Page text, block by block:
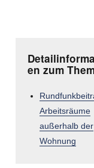
en zum
Arbeitsräume
außerhalb der
Wohnung